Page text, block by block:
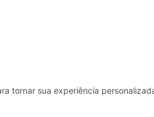
tornar sua experiência